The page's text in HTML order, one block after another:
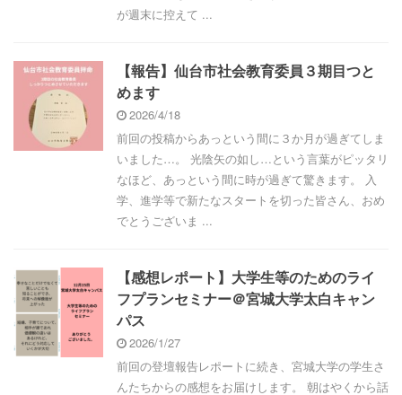
が週末に控えて ...
【報告】仙台市社会教育委員３期目つと
めます
2026/4/18
前回の投稿からあっという間に３か月が過ぎてしま
いました…。 光陰矢の如し…という言葉がピッタリ
なほど、あっという間に時が過ぎて驚きます。 入
学、進学等で新たなスタートを切った皆さん、おめ
でとうございま ...
【感想レポート】大学生等のためのライ
フプランセミナー＠宮城大学太白キャン
パス
2026/1/27
前回の登壇報告レポートに続き、宮城大学の学生さ
んたちからの感想をお届けします。 朝はやくから話